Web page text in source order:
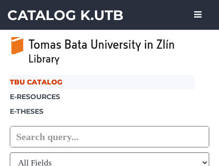
CATALOG K.UTB
TBU CATALOG
E-RESOURCES
E-THESES